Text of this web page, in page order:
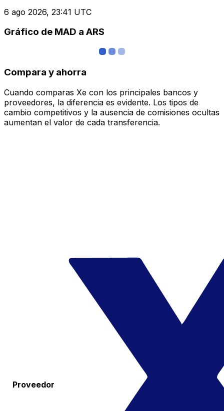
6 ago 2026, 23:41 UTC
Gráfico de MAD a ARS
Compara y ahorra
Cuando comparas Xe con los principales bancos y
proveedores, la diferencia es evidente. Los tipos de
cambio competitivos y la ausencia de comisiones ocultas
aumentan el valor de cada transferencia.
Proveedor